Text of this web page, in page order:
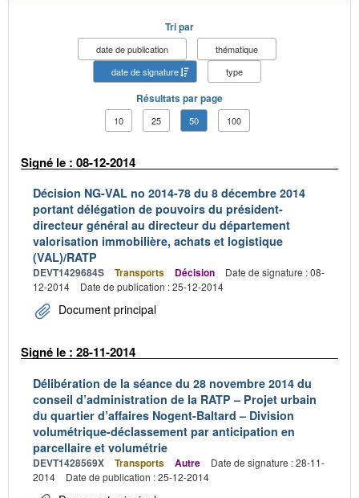
Tri par
date de publication
thématique
date de signature
type
Résultats par page
10 25 50 100
Signé le : 08-12-2014
Décision NG-VAL no 2014-78 du 8 décembre 2014
portant délégation de pouvoirs du président-
directeur général au directeur du département
valorisation immobilière, achats et logistique
(VAL)/RATP
DEVT1429684S Transports Décision
Date de signature : 08-
12-2014
Date de publication : 25-12-2014
Document principal
Signé le : 28-11-2014
Délibération de la séance du 28 novembre 2014 du
conseil d’administration de la RATP – Projet urbain
du quartier d’affaires Nogent-Baltard – Division
volumétrique-déclassement par anticipation en
parcellaire et volumétrie
DEVT1428569X Transports Autre
Date de signature : 28-11-
2014
Date de publication : 25-12-2014